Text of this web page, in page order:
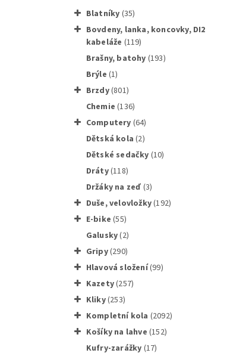
blatníky (35)
bovdeny, lanka, koncovky, DI2
kabeláže (119)
brašny, batohy (193)
brýle(1)
brzdy(801)
chemie(136)
computery (64)
dětská kola(2)
dětské sedačky (10)
dráty(118)
držáky na zeď (3)
duše, velovložky(192)
e-bike(55)
galusky(2)
gripy(290)
hlavová složení(99)
kazety(257)
kliky(253)
Kompletní kola (2092)
košíky na lahve(152)
kufry-zarážky (17)